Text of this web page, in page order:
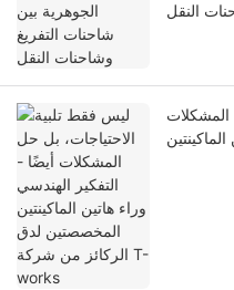
النقل
المشكلات